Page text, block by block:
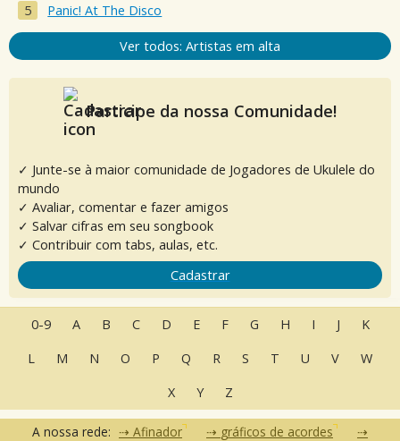
Panic! At The Disco
Ver todos: Artistas em alta
Participe da nossa Comunidade!
✓ Junte-se à maior comunidade de Jogadores de Ukulele do
mundo
✓ Avaliar, comentar e fazer amigos
✓ Salvar cifras em seu songbook
✓ Contribuir com tabs, aulas, etc.
Cadastrar
0-9 A B C D E F G H I J
K
L
M N O P Q R S T U V
W
X
Y Z
A nossa rede: Afinador gráficos de acordes